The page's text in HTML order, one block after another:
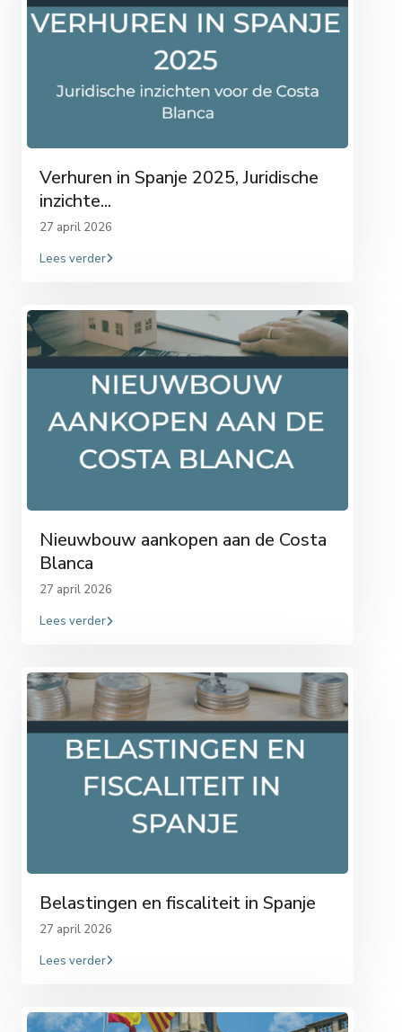
Verhuren in Spanje 2025, Juridische
inzichte...
27 april 2026
Lees verder
Nieuwbouw aankopen aan de Costa
Blanca
27 april 2026
Lees verder
Belastingen en fiscaliteit in Spanje
27 april 2026
Lees verder